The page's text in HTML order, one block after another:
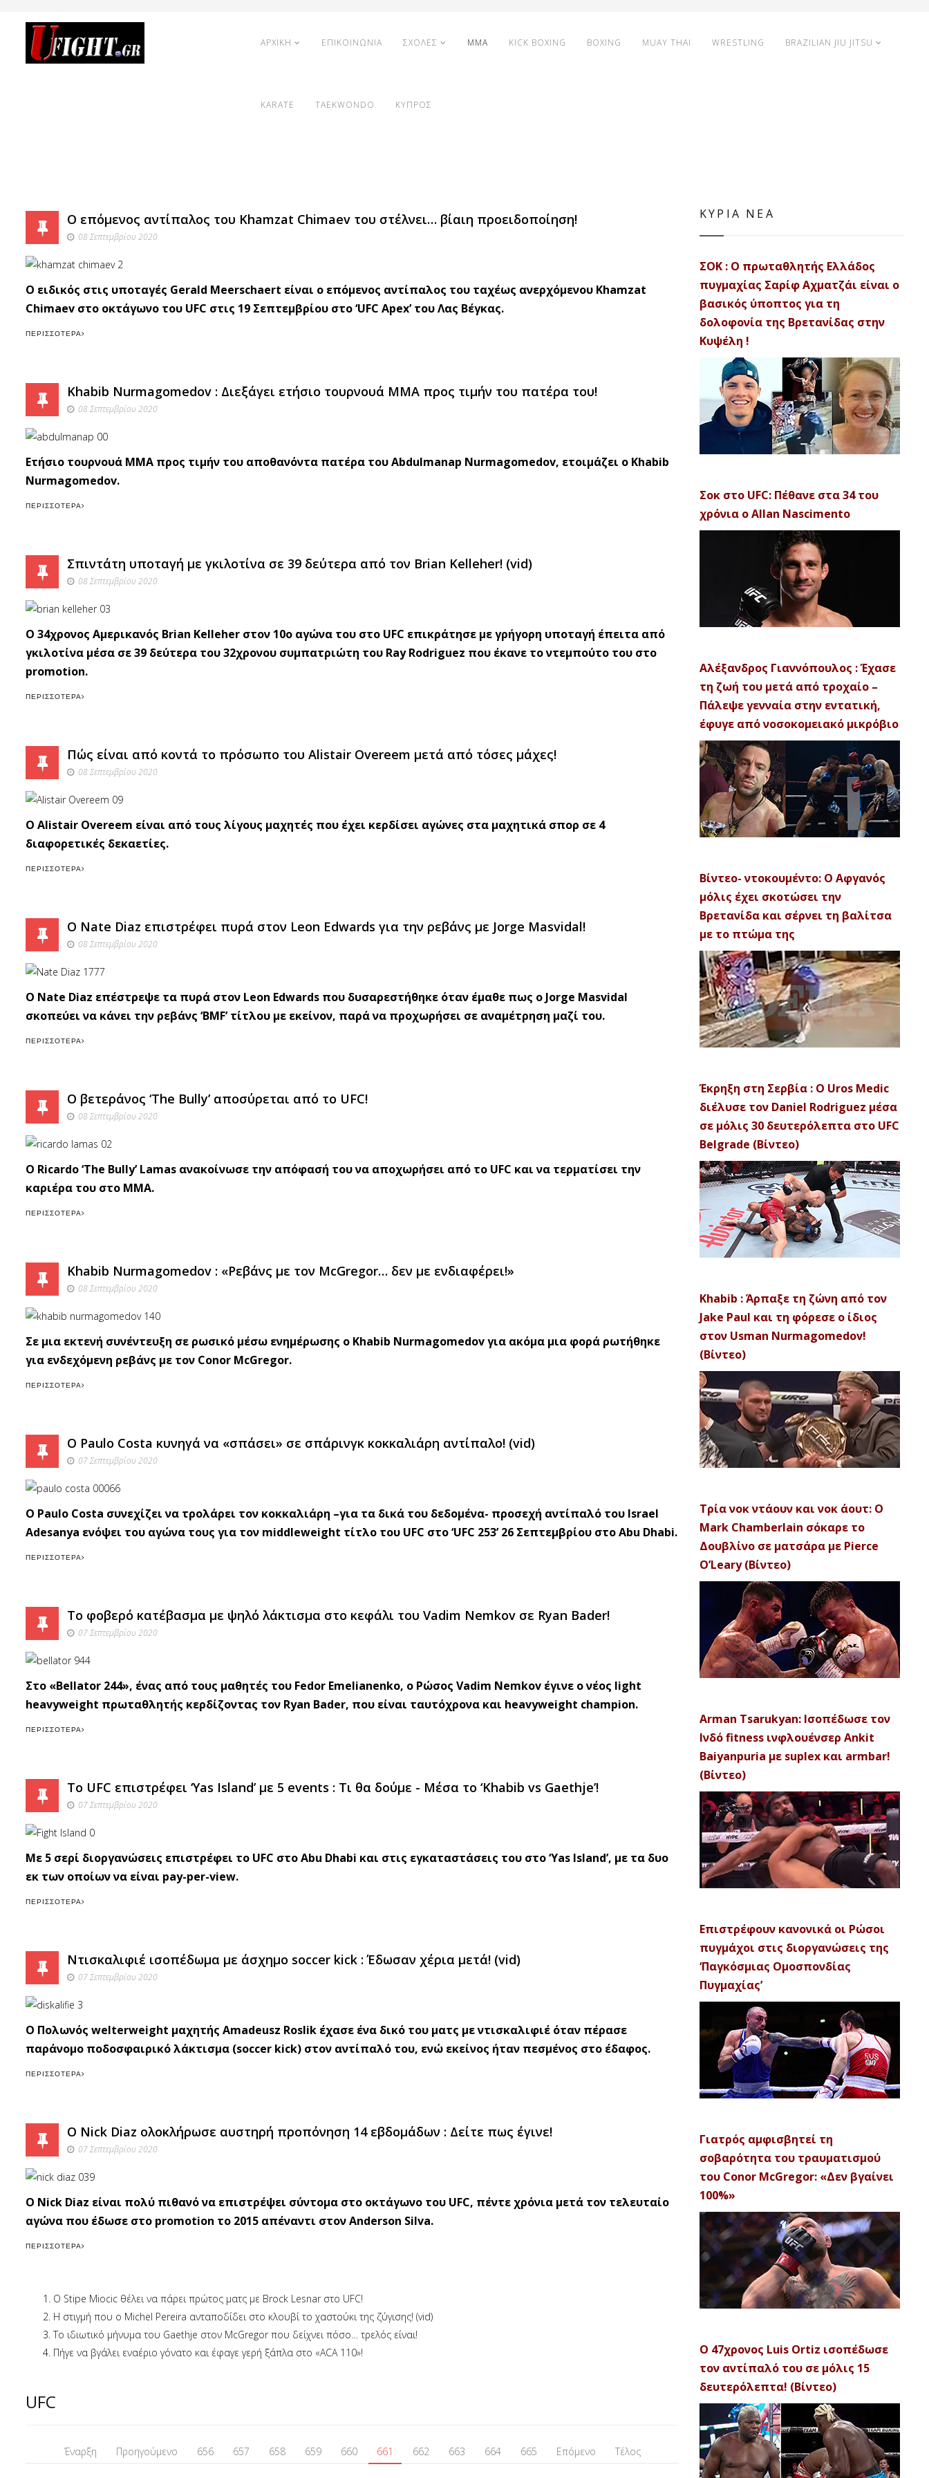
ΑΡΧΙΚΗ ΕΠΙΚΟΙΝΩΝΙΑ ΣΧΟΛΕΣ MMA KICK BOXING BOXING MUAY THAI WRESTLING BRAZILIAN JIU JITSU
KARATE TAEKWONDO ΚΥΠΡΟΣ
Ο επόμενος αντίπαλος του Khamzat Chimaev του στέλνει… βίαιη προειδοποίηση!
08 Σεπτεμβρίου 2020
Ο ειδικός στις υποταγές Gerald Meerschaert είναι ο επόμενος αντίπαλος του ταχέως ανερχόμενου Khamzat
Chimaev στο οκτάγωνο του UFC στις 19 Σεπτεμβρίου στο ‘UFC Apex’ του Λας Βέγκας.
ΠΕΡΙΣΣΌΤΕΡΑ
Khabib Nurmagomedov : Διεξάγει ετήσιο τουρνουά MMA προς τιμήν του πατέρα του!
08 Σεπτεμβρίου 2020
Ετήσιο τουρνουά ΜΜΑ προς τιμήν του αποθανόντα πατέρα του Abdulmanap Nurmagomedov, ετοιμάζει ο Khabib
Nurmagomedov.
ΠΕΡΙΣΣΌΤΕΡΑ
Σπιντάτη υποταγή με γκιλοτίνα σε 39 δεύτερα από τον Brian Kelleher! (vid)
08 Σεπτεμβρίου 2020
O 34χρονος Αμερικανός Brian Kelleher στον 10ο αγώνα του στο UFC επικράτησε με γρήγορη υποταγή έπειτα από
γκιλοτίνα μέσα σε 39 δεύτερα του 32χρονου συμπατριώτη του Ray Rodriguez που έκανε το ντεμπούτο του στο
promotion.
ΠΕΡΙΣΣΌΤΕΡΑ
Πώς είναι από κοντά το πρόσωπο του Alistair Overeem μετά από τόσες μάχες!
08 Σεπτεμβρίου 2020
O Alistair Overeem είναι από τους λίγους μαχητές που έχει κερδίσει αγώνες στα μαχητικά σπορ σε 4
διαφορετικές δεκαετίες.
ΠΕΡΙΣΣΌΤΕΡΑ
O Nate Diaz επιστρέφει πυρά στον Leon Edwards για την ρεβάνς με Jorge Masvidal!
08 Σεπτεμβρίου 2020
O Nate Diaz επέστρεψε τα πυρά στον Leon Edwards που δυσαρεστήθηκε όταν έμαθε πως ο Jorge Masvidal
σκοπεύει να κάνει την ρεβάνς ‘BMF’ τίτλου με εκείνον, παρά να προχωρήσει σε αναμέτρηση μαζί του.
ΠΕΡΙΣΣΌΤΕΡΑ
O βετεράνος ‘The Bully’ αποσύρεται από το UFC!
08 Σεπτεμβρίου 2020
O Ricardo ‘The Bully’ Lamas ανακοίνωσε την απόφασή του να αποχωρήσει από το UFC και να τερματίσει την
καριέρα του στο ΜΜΑ.
ΠΕΡΙΣΣΌΤΕΡΑ
Khabib Nurmagomedov : «Ρεβάνς με τον McGregor… δεν με ενδιαφέρει!»
08 Σεπτεμβρίου 2020
Σε μια εκτενή συνέντευξη σε ρωσικό μέσω ενημέρωσης ο Khabib Nurmagomedov για ακόμα μια φορά ρωτήθηκε
για ενδεχόμενη ρεβάνς με τον Conor McGregor.
ΠΕΡΙΣΣΌΤΕΡΑ
O Paulo Costa κυνηγά να «σπάσει» σε σπάρινγκ κοκκαλιάρη αντίπαλο! (vid)
07 Σεπτεμβρίου 2020
O Paulo Costa συνεχίζει να τρολάρει τον κοκκαλιάρη –για τα δικά του δεδομένα- προσεχή αντίπαλό του Israel
Adesanya ενόψει του αγώνα τους για τον middleweight τίτλο του UFC στο ‘UFC 253’ 26 Σεπτεμβρίου στο Abu Dhabi.
ΠΕΡΙΣΣΌΤΕΡΑ
Το φοβερό κατέβασμα με ψηλό λάκτισμα στο κεφάλι του Vadim Nemkov σε Ryan Bader!
07 Σεπτεμβρίου 2020
Στο «Bellator 244», ένας από τους μαθητές του Fedor Emelianenko, ο Ρώσος Vadim Nemkov έγινε ο νέος light
heavyweight πρωταθλητής κερδίζοντας τον Ryan Bader, που είναι ταυτόχρονα και heavyweight champion.
ΠΕΡΙΣΣΌΤΕΡΑ
To UFC επιστρέφει ‘Yas Island’ με 5 events : Tι θα δούμε - Μέσα το ‘Khabib vs Gaethje’!
07 Σεπτεμβρίου 2020
Mε 5 σερί διοργανώσεις επιστρέφει το UFC στο Abu Dhabi και στις εγκαταστάσεις του στο ‘Yas Island’, με τα δυο
εκ των οποίων να είναι pay-per-view.
ΠΕΡΙΣΣΌΤΕΡΑ
Ντισκαλιφιέ ισοπέδωμα με άσχημο soccer kick : Έδωσαν χέρια μετά! (vid)
07 Σεπτεμβρίου 2020
O Πολωνός welterweight μαχητής Amadeusz Roslik έχασε ένα δικό του ματς με ντισκαλιφιέ όταν πέρασε
παράνομο ποδοσφαιρικό λάκτισμα (soccer kick) στον αντίπαλό του, ενώ εκείνος ήταν πεσμένος στο έδαφος.
ΠΕΡΙΣΣΌΤΕΡΑ
O Nick Diaz ολοκλήρωσε αυστηρή προπόνηση 14 εβδομάδων : Δείτε πως έγινε!
07 Σεπτεμβρίου 2020
Ο Nick Diaz είναι πολύ πιθανό να επιστρέψει σύντομα στο οκτάγωνο του UFC, πέντε χρόνια μετά τον τελευταίο
αγώνα που έδωσε στο promotion το 2015 απέναντι στον Anderson Silva.
ΠΕΡΙΣΣΌΤΕΡΑ
Ο Stipe Miocic θέλει να πάρει πρώτος ματς με Brock Lesnar στο UFC!
Η στιγμή που ο Michel Pereira ανταποδίδει στο κλουβί το χαστούκι της ζύγισης! (vid)
To ιδιωτικό μήνυμα του Gaethje στον McGregor που δείχνει πόσο… τρελός είναι!
Πήγε να βγάλει εναέριο γόνατο και έφαγε γερή ξάπλα στο «ACA 110»!
UFC
Έναρξη Προηγούμενο 656 657 658 659 660 661 662 663 664 665 Επόμενο Τέλος
ΚΥΡΙΑ ΝΕΑ
ΣΟΚ : Ο πρωταθλητής Ελλάδος
πυγμαχίας Σαρίφ Αχματζάι είναι ο
βασικός ύποπτος για τη
δολοφονία της Βρετανίδας στην
Κυψέλη !
Σοκ στο UFC: Πέθανε στα 34 του
χρόνια ο Allan Nascimento
Αλέξανδρος Γιαννόπουλος : Έχασε
τη ζωή του μετά από τροχαίο –
Πάλεψε γενναία στην εντατική,
έφυγε από νοσοκομειακό μικρόβιο
Βίντεο- ντοκουμέντο: Ο Αφγανός
μόλις έχει σκοτώσει την
Βρετανίδα και σέρνει τη βαλίτσα
με το πτώμα της
Έκρηξη στη Σερβία : Ο Uros Medic
διέλυσε τον Daniel Rodriguez μέσα
σε μόλις 30 δευτερόλεπτα στο UFC
Belgrade (Βίντεο)
Khabib : Άρπαξε τη ζώνη από τον
Jake Paul και τη φόρεσε ο ίδιος
στον Usman Nurmagomedov!
(Βίντεο)
Τρία νοκ ντάουν και νοκ άουτ: Ο
Mark Chamberlain σόκαρε το
Δουβλίνο σε ματσάρα με Pierce
O’Leary (Βίντεο)
Arman Tsarukyan: Ισοπέδωσε τον
Ινδό fitness ινφλουένσερ Ankit
Baiyanpuria με suplex και armbar!
(Βίντεο)
Επιστρέφουν κανονικά οι Ρώσοι
πυγμάχοι στις διοργανώσεις της
‘Παγκόσμιας Ομοσπονδίας
Πυγμαχίας’
Γιατρός αμφισβητεί τη
σοβαρότητα του τραυματισμού
του Conor McGregor: «Δεν βγαίνει
100%»
Ο 47χρονος Luis Ortiz ισοπέδωσε
τον αντίπαλό του σε μόλις 15
δευτερόλεπτα! (Βίντεο)